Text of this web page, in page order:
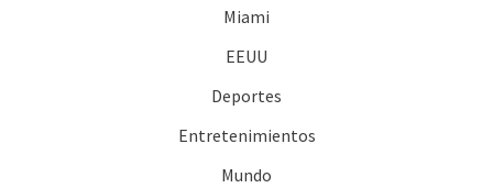
Miami
EEUU
Deportes
Entretenimientos
Mundo